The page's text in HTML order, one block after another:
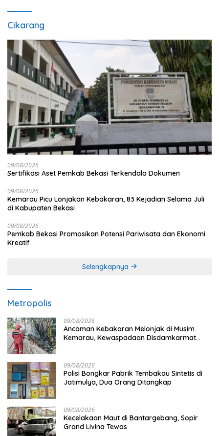
Cikarang
09/08/2026
Sertifikasi Aset Pemkab Bekasi Terkendala Dokumen
09/08/2026
Kemarau Picu Lonjakan Kebakaran, 83 Kejadian Selama Juli
di Kabupaten Bekasi
09/08/2026
Pemkab Bekasi Promosikan Potensi Pariwisata dan Ekonomi
Kreatif
Selengkapnya
Metropolis
09/08/2026
Ancaman Kebakaran Melonjak di Musim
Kemarau, Kewaspadaan Disdamkarmat
09/08/2026
Polisi Bongkar Pabrik Tembakau Sintetis di
Jatimulya, Dua Orang Ditangkap
09/08/2026
Kecelakaan Maut di Bantargebang, Sopir
Grand Livina Tewas